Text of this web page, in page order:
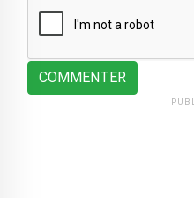
COMMENTER